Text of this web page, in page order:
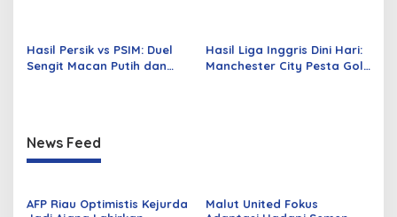
Hasil Persik vs PSIM: Duel
Sengit Macan Putih dan
Hasil Liga Inggris Dini Hari:
Manchester City Pesta Gol
News Feed
AFP Riau Optimistis Kejurda
Malut United Fokus